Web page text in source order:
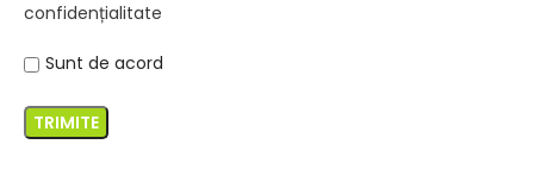
confidențialitate
Sunt de acord